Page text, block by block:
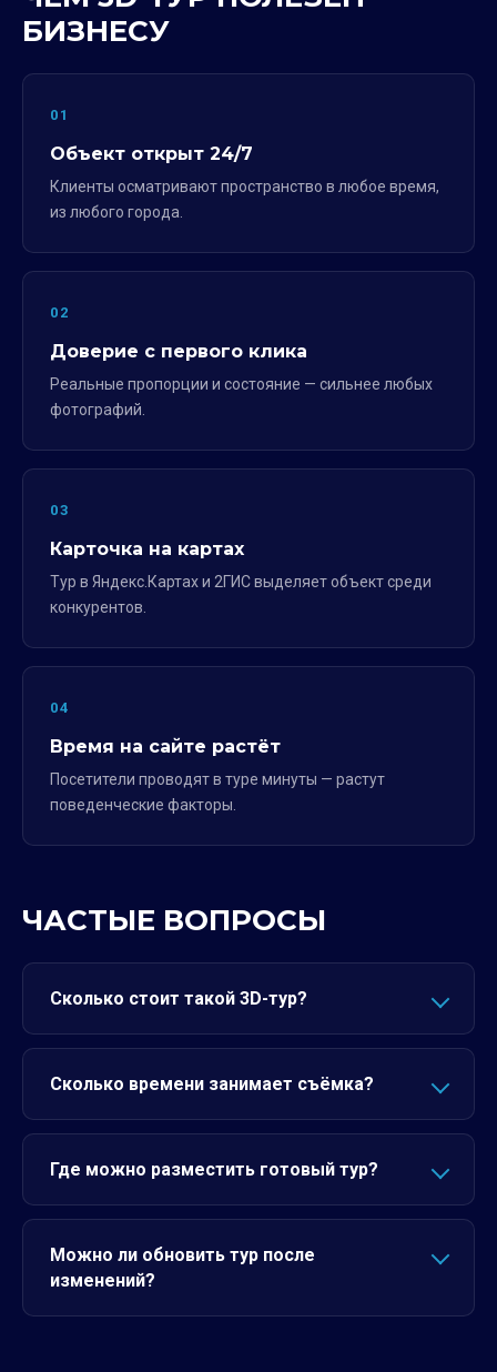
БИЗНЕСУ
01
Объект открыт 24/7
Клиенты осматривают пространство в любое время,
из любого города.
02
Доверие с первого клика
Реальные пропорции и состояние — сильнее любых
фотографий.
03
Карточка на картах
Тур в Яндекс.Картах и 2ГИС выделяет объект среди
конкурентов.
04
Время на сайте растёт
Посетители проводят в туре минуты — растут
поведенческие факторы.
ЧАСТЫЕ ВОПРОСЫ
Сколько стоит такой 3D-тур?
Сколько времени занимает съёмка?
Где можно разместить готовый тур?
Можно ли обновить тур после
изменений?